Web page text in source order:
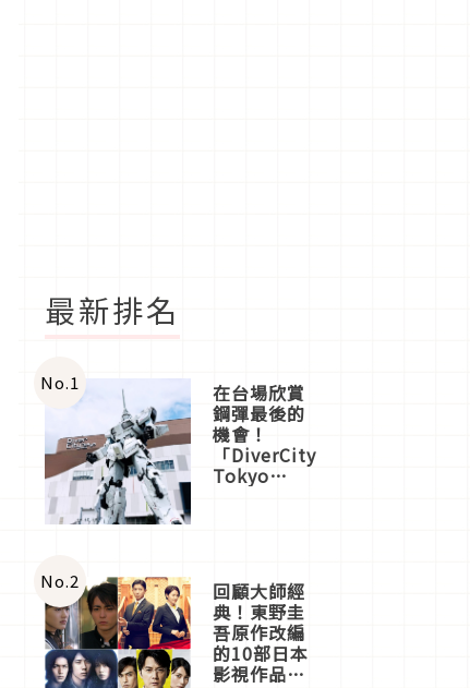
最新排名
No.1 在台場欣賞
鋼彈最後的
機會！
「DiverCity
Tokyo
體驗
No.2 回顧大師經
典！東野圭
吾原作改編
的10部日本
影視作品推